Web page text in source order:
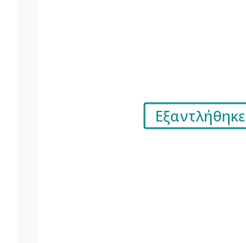
Εξαντλήθηκε